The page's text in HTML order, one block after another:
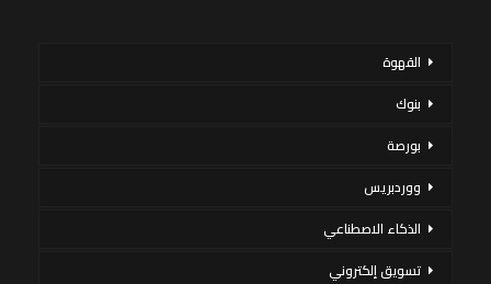
القهوة
بنوك
بورصة
ووردبريس
الذكاء الاصطناعي
تسويق إلكتروني